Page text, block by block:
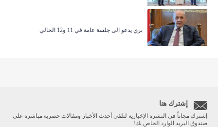
بري يدعو الى جلسة عامة في 11 و12 الحالي
إشترك هنا
إشترك مجاناً في النشرة الإخبارية لتلقي أحدث الأخبار ومقالات حصرية مباشرة على
صندوق البريد الوارد الخاص بك!